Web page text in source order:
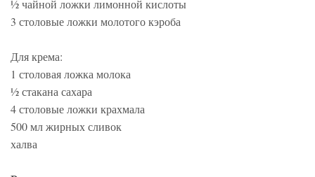
½ чайной ложки лимонной кислоты
3 столовые ложки молотого кэроба
Для крема:
1 столовая ложка молока
½ стакана сахара
4 столовые ложки крахмала
500 мл жирных сливок
халва